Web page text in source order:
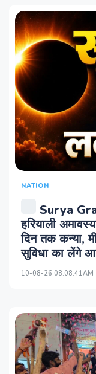
NATION
Surya
हरियाली
दिन तक कन्या,
सुविधा का लेंगे
10-08-26 08:08:41AM